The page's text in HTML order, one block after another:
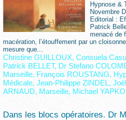
Hypnose &
Novembre
Editorial :
Patrick
menacé de
macération, l’étouffement par un
mesure que...
Christine GUILLOUX, Consuela
Patrick BELLET, Dr Stefano
Marseille, François ROUSTANG,
Médicale, Jean-Philippe ZINDEL,
ARNAUD, Marseille, Michael YAPKO
Dans les blocs opératoires. Dr